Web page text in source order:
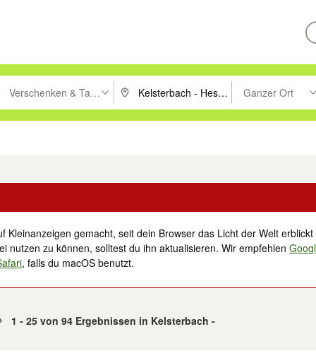
um zu suchen, oder Vorschläge mit den Pfeiltasten nach oben/
Verschenken & TauschenPLZ oder Ort eingeben. Eingabetaste
Ganzer Ort
Suche im
Kleinanzeigen gemacht, seit dein Browser das Licht der Welt
nutzen zu können, solltest du ihn aktualisieren. Wir empfehlen
, falls du macOS benutzt.
1 - 25 von 94 Ergebnissen in Kelsterbach -